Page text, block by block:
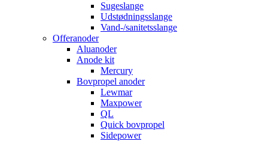
Sugeslange
Udstødningsslange
Vand-/sanitetsslange
Offeranoder
Aluanoder
Anode kit
Mercury
Bovpropel anoder
Lewmar
Maxpower
QL
Quick bovpropel
Sidepower